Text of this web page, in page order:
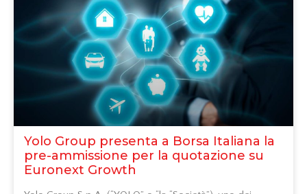
Yolo Group presenta a Borsa Italiana la
pre-ammissione per la quotazione su
Euronext Growth